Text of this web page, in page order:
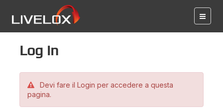
Log in
Devi fare il Login per accedere a questa
pagina.